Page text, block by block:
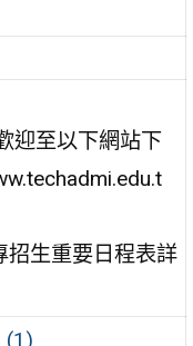
迎至以下網站下
招生重要日程表詳
(1)